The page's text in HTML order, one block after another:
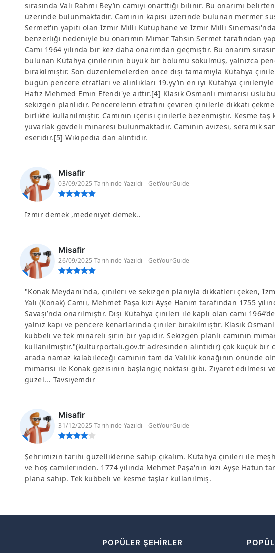
sırasında Vali Rahmi Bey’in camiyi onarttığı bilinir. Bu onarımı
üzerinde bulunmaktadır. Caminin kapısı üzerinde bulunan mermer
Sermet'in yapıtı olan İzmir Milli Kütüphane ve İzmir Milli
benzerliği nedeniyle bu onarımın Mimar Tahsin Sermet tarafından
Cami 1964 yılında bir kez daha onarımdan geçmiştir. Bu onarım
bulunan Kütahya çinilerinin büyük bir bölümü sökülmüş, yalnızca
bırakılmıştır. Son düzenlemelerden önce dışı tamamıyla Kütahya
bugün pencere etrafları ve alınlıkları 19.yy’ın en iyi Kütahya
Hafız Mehmed Emin Efendi'ye aittir.[4] Klasik Osmanlı mimarisi
sekizgen planlıdır. Pencerelerin etrafını çeviren çinilerle dikkati
birlikte kullanılmıştır. Caminin içerisi çinilerle bezenmiştir. Kesme
yuvarlak gövdeli minaresi bulunmaktadır. Caminin avizesi, seramik
eseridir.[5] Wikipedia dan alıntıdır.
Misafir
03/09/2025 Tarihinde Yazıldı - GetYourGuide
İzmir demek ,medeniyet demek..
Misafir
26/09/2025 Tarihinde Yazıldı - GetYourGuide
"Konak Meydanı'nda, çinileri ve sekizgen planıyla dikkatleri çeken,
Yalı (Konak) Camii, Mehmet Paşa kızı Ayşe Hanım tarafından 1755
Savaşı’nda onarılmıştır. Dışı Kütahya çinileri ile kaplı olan cami
yalnız kapı ve pencere kenarlarında çiniler bırakılmıştır. Klasik
kubbeli ve tek minareli şirin bir yapıdır. Sekizgen planlı caminin
kullanılmıştır."(kulturportali.gov.tr adresinden alıntıdır) çok küçük
arada namaz kalabileceği caminin tam da Valilik konağının önünde
mimarisi ile Konak gezisinin başlangıç noktası gibi. Ziyaret edilmesi
güzel... Tavsiyemdir
Misafir
31/12/2025 Tarihinde Yazıldı - GetYourGuide
Şehrimizin tarihi güzelliklerine sahip çıkalım. Kütahya çinileri ile
ve hoş camilerinden. 1774 yılında Mehmet Paşa'nın kızı Ayşe Hatun
plana sahip. Tek kubbeli ve kesme taşlar kullanılmış.
POPÜLER ŞEHIRLER